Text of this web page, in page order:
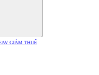
GIẢM THUẾ